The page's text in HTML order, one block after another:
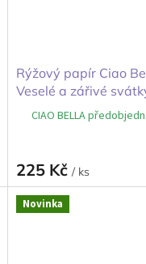
Rýžový papír Ciao
Veselé a zářivé
CIAO BELLA
225 Kč / ks
Novinka